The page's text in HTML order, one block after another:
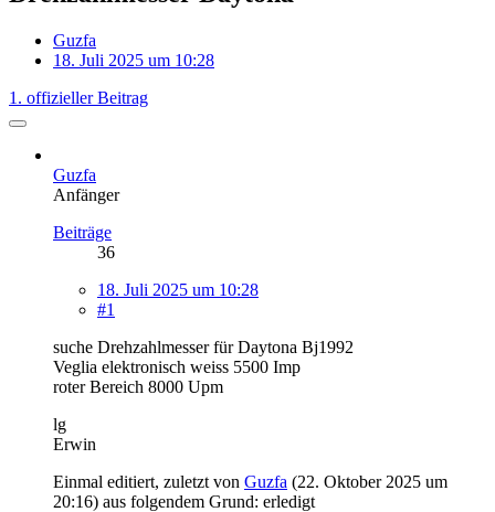
Guzfa
18. Juli 2025 um 10:28
1. offizieller Beitrag
Guzfa
Anfänger
Beiträge
36
18. Juli 2025 um 10:28
#1
suche Drehzahlmesser für Daytona Bj1992
Veglia elektronisch weiss 5500 Imp
roter Bereich 8000 Upm
lg
Erwin
Einmal editiert, zuletzt von Guzfa (22. Oktober 2025 um
20:16) aus folgendem Grund: erledigt